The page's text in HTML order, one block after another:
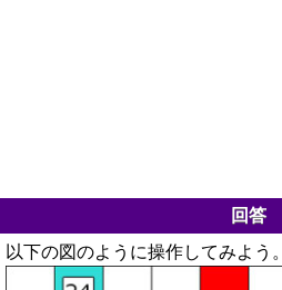
回答
以下の図のように操作してみよう。